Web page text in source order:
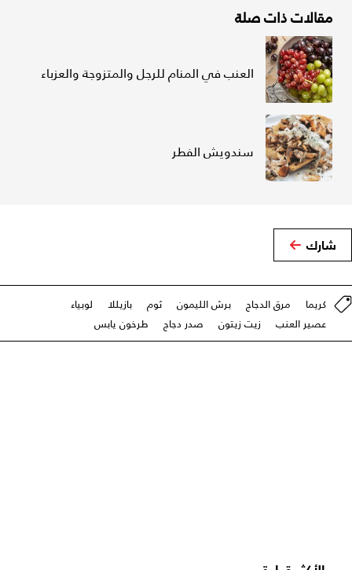
مقالات ذات صلة
العنب في المنام للرجل والمتزوجة والعزباء
سندويش الفطر
شارك
كريما مرق الدجاج برش الليمون ثوم بازيللا
لوبياء
عصير العنب
زيت زيتون صدر دجاج طرخون يابس